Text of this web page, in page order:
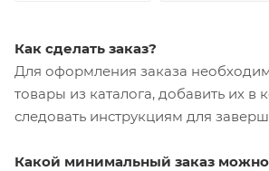
Как сделать заказ?
Для оформления заказа
товары из каталога, добавить их в
следовать инструкциям для
Какой минимальный заказ можно